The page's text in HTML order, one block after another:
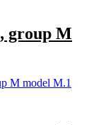
group M